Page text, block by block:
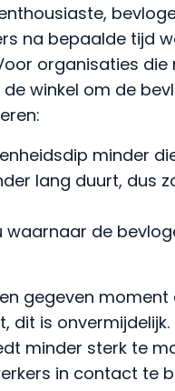
na bepaalde tijd
organisaties
winkel om de
minder
lang duurt, dus
waarnaar de
gegeven
dit is
minder sterk te
in contact te